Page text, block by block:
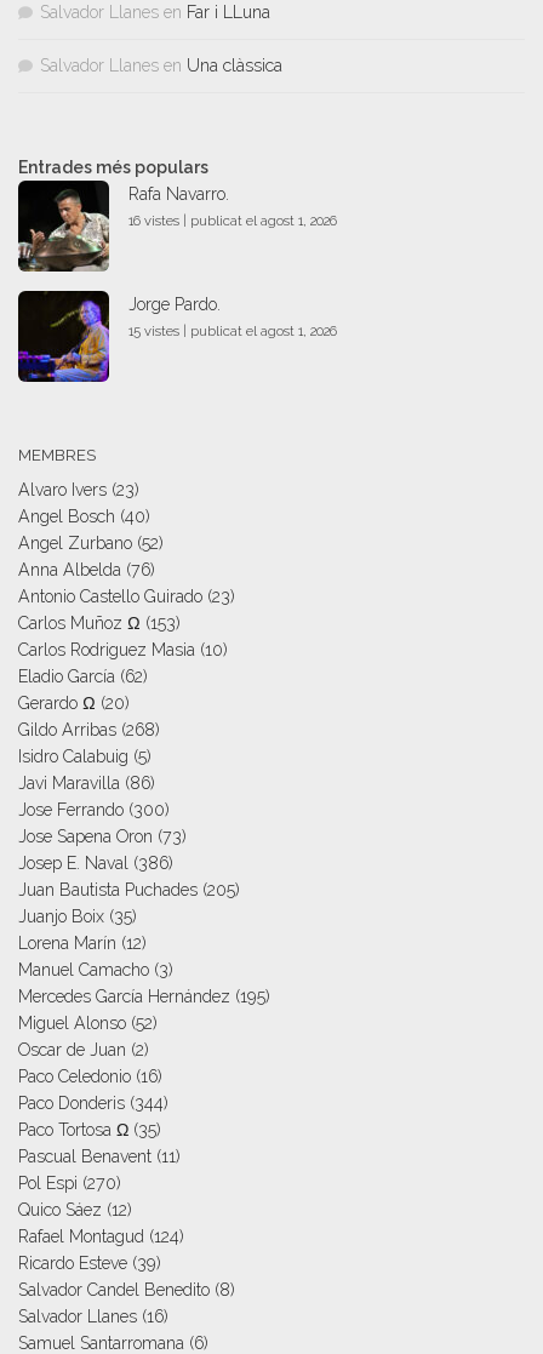
Salvador Llanes en Far i LLuna
Salvador Llanes en Una clàssica
Entrades més populars
Rafa Navarro.
16 vistes | publicat el agost 1, 2026
Jorge Pardo.
15 vistes | publicat el agost 1, 2026
MEMBRES
Alvaro Ivers (23)
Angel Bosch (40)
Angel Zurbano (52)
Anna Albelda (76)
Antonio Castello Guirado (23)
Carlos Muñoz Ω (153)
Carlos Rodriguez Masia (10)
Eladio García (62)
Gerardo Ω (20)
Gildo Arribas (268)
Isidro Calabuig (5)
Javi Maravilla (86)
Jose Ferrando (300)
Jose Sapena Oron (73)
Josep E. Naval
(386)
Juan Bautista Puchades (205)
Juanjo Boix (35)
Lorena Marín (12)
Manuel Camacho (3)
Mercedes García Hernández (195)
Miguel Alonso (52)
Oscar de Juan (2)
Paco Celedonio (16)
Paco Donderis (344)
Paco Tortosa Ω (35)
Pascual Benavent (11)
Pol Espi (270)
Quico Sáez (12)
Rafael Montagud (124)
Ricardo Esteve (39)
Salvador Candel Benedito (8)
Salvador Llanes (16)
Samuel Santarromana (6)